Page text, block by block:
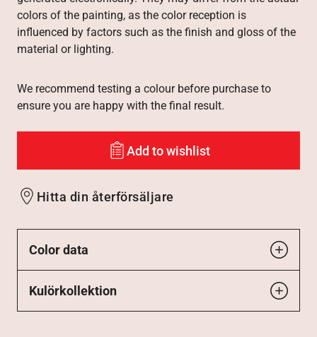
colors of the painting, as the color reception is
influenced by factors such as the finish and gloss of the
material or lighting.
We recommend testing a colour before purchase to
ensure you are happy with the final result.
Add to wishlist
Hitta din återförsäljare
Color data
Kulörkollektion